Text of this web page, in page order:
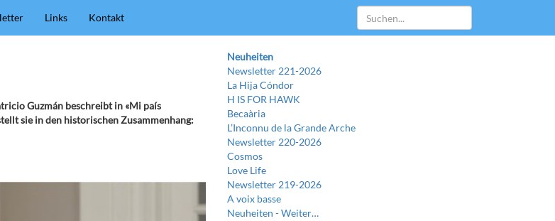
Links Kontakt
Guzmán beschreibt in «Mi país
sie in den historischen Zusammenhang:
Neuheiten
Newsletter 221-2026
La Hija Cóndor
H IS FOR HAWK
Becaària
L’Inconnu de la Grande Arche
Newsletter 220-2026
Cosmos
Love Life
Newsletter 219-2026
A voix basse
Neuheiten -Weiter…